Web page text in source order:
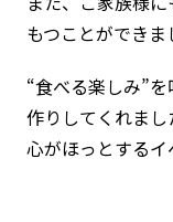
もつことができま
“食べる楽しみ”
作りしてくれまし
心がほっとする